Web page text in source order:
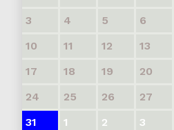
3
4 5 6
10
11 12 13
17
18 19 20
24
25 26 27
31
1 2 3